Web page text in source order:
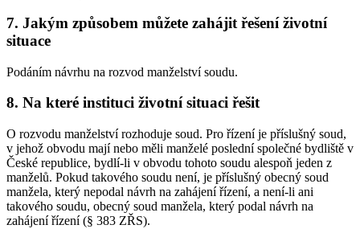
7. Jakým způsobem můžete zahájit řešení životní
situace
Podáním návrhu na rozvod manželství soudu.
8. Na které instituci životní situaci řešit
O rozvodu manželství rozhoduje soud. Pro řízení je příslušný soud,
v jehož obvodu mají nebo měli manželé poslední společné bydliště v
České republice, bydlí-li v obvodu tohoto soudu alespoň jeden z
manželů. Pokud takového soudu není, je příslušný obecný soud
manžela, který nepodal návrh na zahájení řízení, a není-li ani
takového soudu, obecný soud manžela, který podal návrh na
zahájení řízení (§ 383 ZŘS).